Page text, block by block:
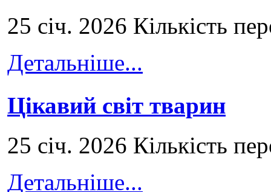
25 січ. 2026 Кількість
Детальніше...
Цікавий світ тварин
25 січ. 2026 Кількість
Детальніше...